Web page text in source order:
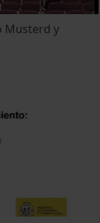
Musterd y